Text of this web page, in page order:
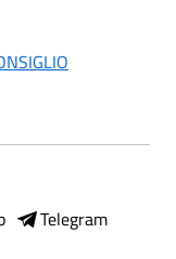
Telegram